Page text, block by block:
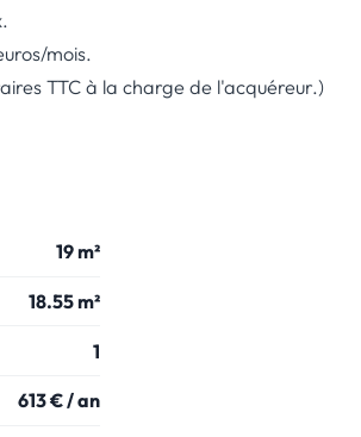
mois.
TTC à la charge de l'acquéreur.)
19 m²
18.55 m²
1
613 € / an